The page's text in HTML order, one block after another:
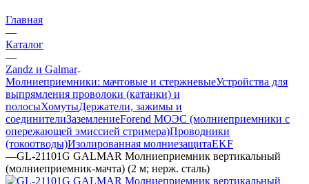
Главная
—
Каталог
—
Zandz и Galmar
Молниеприемники: мачтовые и стержневыеУстройства для
выпрямления проволоки (катанки) и
полосыХомутыДержатели, зажимы и
соединителиЗаземлениеForend МОЭС (молниеприемники с
опережающей эмиссией стримера)Проводники
(токоотводы)Изолированная молниезащитаEKF
—GL-21101G GALMAR Молниеприемник вертикальный
(молниеприемник-мачта) (2 м; нерж. сталь)